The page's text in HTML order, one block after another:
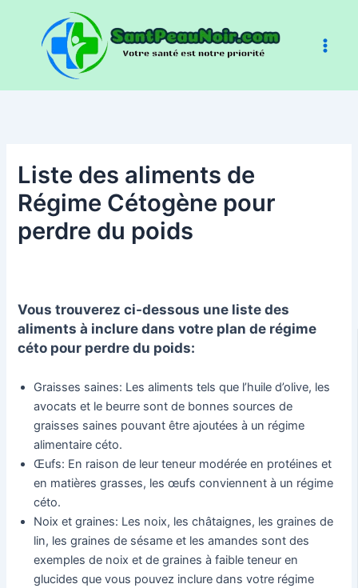
contenu
Liste des aliments de
Régime Cétogène pour
perdre du poids
Vous trouverez ci-dessous une liste des
aliments à inclure dans votre plan de régime
céto pour perdre du poids:
Graisses saines: Les aliments tels que l’huile d’olive, les
avocats et le beurre sont de bonnes sources de
graisses saines pouvant être ajoutées à un régime
alimentaire céto.
Œufs: En raison de leur teneur modérée en protéines et
en matières grasses, les œufs conviennent à un régime
céto.
Noix et graines: Les noix, les châtaignes, les graines de
lin, les graines de sésame et les amandes sont des
exemples de noix et de graines à faible teneur en
glucides que vous pouvez inclure dans votre régime